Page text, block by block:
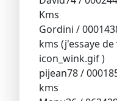
Kms
Gordini /
kms (j'essaye
icon_wink.gif )
pijean78 /
kms